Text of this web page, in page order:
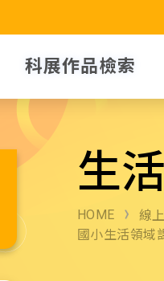
科展作品檢索
生
HOME 線
國小生活領域